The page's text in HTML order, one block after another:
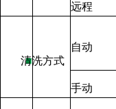
远程
■
清洗方式
自动
手动